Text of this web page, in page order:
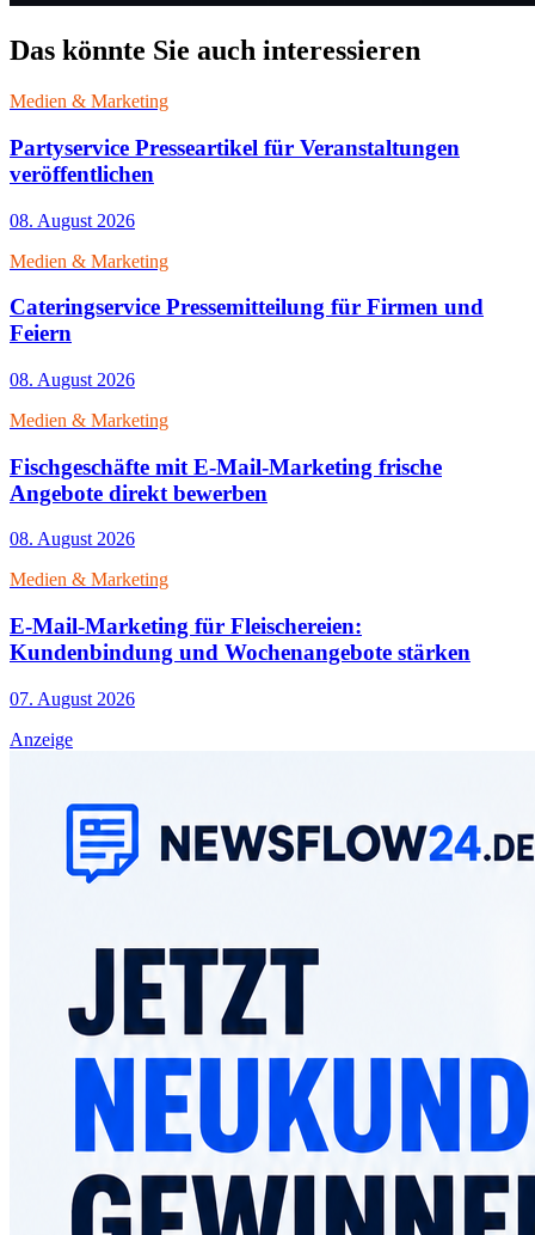
Das könnte Sie auch interessieren
Medien & Marketing
Partyservice Presseartikel für Veranstaltungen
veröffentlichen
08. August 2026
Medien & Marketing
Cateringservice Pressemitteilung für Firmen und
Feiern
08. August 2026
Medien & Marketing
Fischgeschäfte mit E-Mail-Marketing frische
Angebote direkt bewerben
08. August 2026
Medien & Marketing
E-Mail-Marketing für Fleischereien:
Kundenbindung und Wochenangebote stärken
07. August 2026
Anzeige